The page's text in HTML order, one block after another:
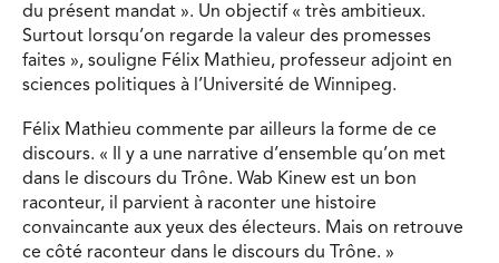
du présent mandat ». Un objectif « très ambitieux.
Surtout lorsqu’on regarde la valeur des promesses
faites », souligne Félix Mathieu, professeur adjoint en
sciences politiques à l’Université de Winnipeg.
Félix Mathieu commente par ailleurs la forme de ce
discours. « Il y a une narrative d’ensemble qu’on met
dans le discours du Trône. Wab Kinew est un bon
raconteur, il parvient à raconter une histoire
convaincante aux yeux des électeurs. Mais on retrouve
ce côté raconteur dans le discours du Trône. »